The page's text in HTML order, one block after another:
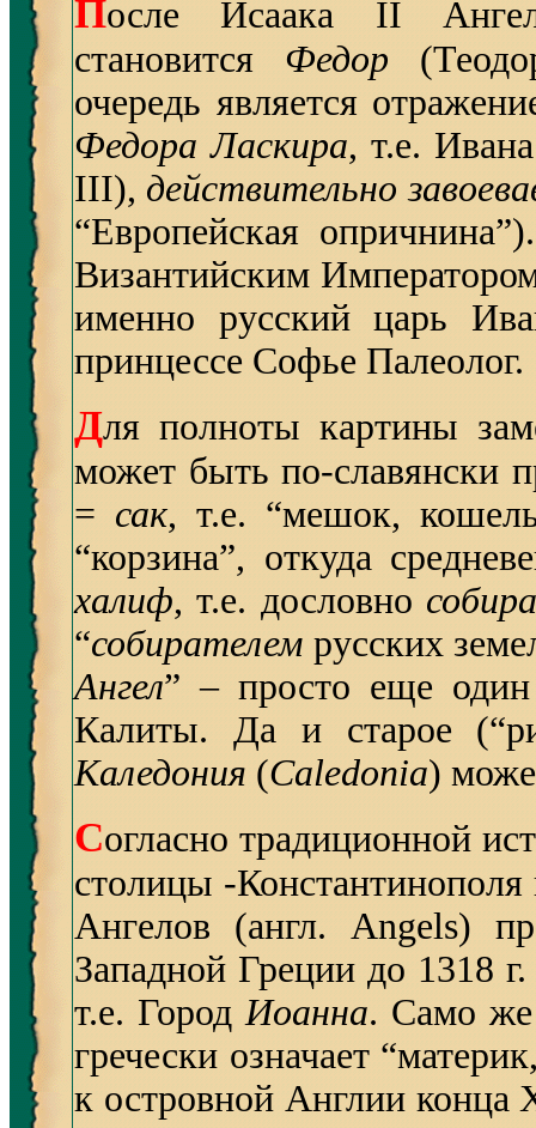
После Исаака II
становится Федор
очередь является
Федора Ласкира, т.е.
III), действительно
“Европейская
Византийским
именно русский царь
принцессе Софье Палеолог.
Для полноты картины
может быть по-славянски
= сак, т.е. “мешок,
“корзина”, откуда
халиф, т.е. дословно
“собирателем русских
Ангел” – просто еще
Калиты. Да и старое
Каледония (Caledonia)
Согласно традиционной
столицы -Константинополя
Ангелов (англ. Angels)
Западной Греции до 1318
т.е. ГородИоанна. Само же
гречески означает
к островной Англии конца